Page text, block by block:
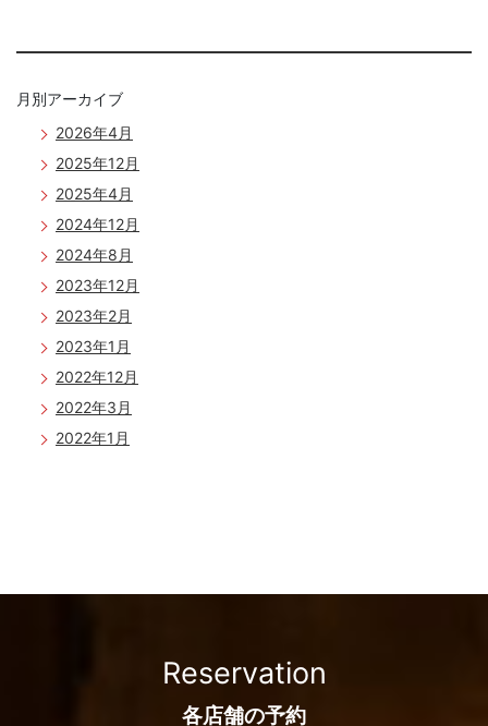
月別アーカイブ
2026年4月
2025年12月
2025年4月
2024年12月
2024年8月
2023年12月
2023年2月
2023年1月
2022年12月
2022年3月
2022年1月
2021年6月
Reservation
各店舗の予約